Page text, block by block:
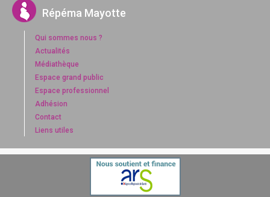
Répéma Mayotte
Qui sommes nous ?
Actualités
Médiathèque
Espace grand public
Espace professionnel
Adhésion
Contact
Liens utiles